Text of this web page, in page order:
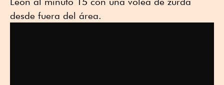
desde fuera del área.